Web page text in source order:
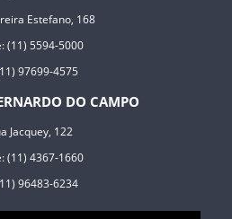
Estefano, 168
(11) 5594-5000
97699-4575
DO CAMPO
Jacquey, 122
(11) 4367-1660
96483-6234